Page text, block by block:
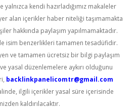
kendi hazırladığımız makaleler
alan içerikler haber niteliği taşımamakta
hakkında paylaşım yapılmamaktadır.
isim benzerlikleri tamamen tesadüfidir.
ve tamamen ücretsiz bir bilgi paylaşım
yasal düzenlemelere aykırı olduğunu
backlinkpanelicomtr@gmail.com
ilgili içerikler yasal süre içerisinde
kaldırılacaktır.